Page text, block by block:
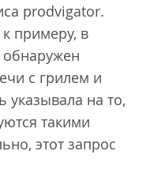
prodvigator.
примеру, в
с грилем и
указывала на то,
такими
этот запрос